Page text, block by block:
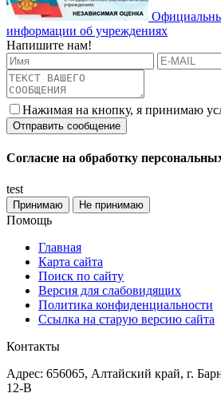
информации об учреждениях
Напишите нам!
Нажимая на кнопку, я принимаю
Согласие на обработку
test
Принимаю Не принимаю
Помощь
Главная
Карта сайта
Поиск по сайту
Версия для слабовидящих
Политика конфиденциальности
Ссылка на старую версию сайта
Контакты
Адрес: 656065, Алтайский край, г.
12-В